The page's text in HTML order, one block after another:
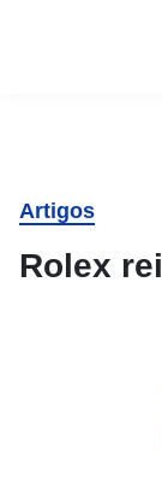
Artigos
Rolex